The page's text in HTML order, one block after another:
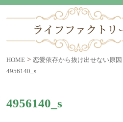
HOME >恋愛依存から抜け出せない原
4956140_s
4956140_s